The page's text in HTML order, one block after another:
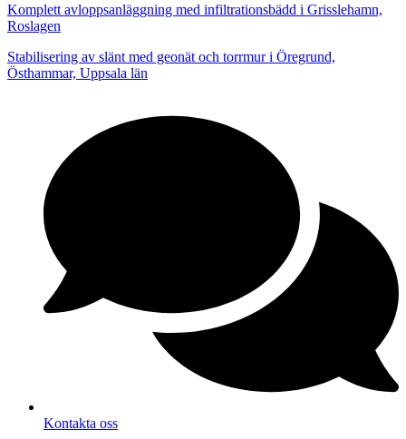
Komplett avloppsanläggning med infiltrationsbädd i Grisslehamn,
Roslagen
Stabilisering av slänt med geonät och torrmur i Öregrund,
Östhammar, Uppsala län
Kontakta oss